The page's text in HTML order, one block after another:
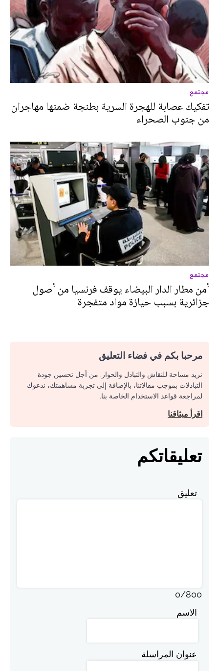
مجتمع
تفكيك عصابة للهجرة السرية بطنجة ضمنها مهاجران
من جنوب الصحراء
مجتمع
أمن مطار الدار البيضاء يوقف فرنسيا من أصول
جزائرية بسبب حيازة مواد متفجرة
مرحبا بكم في فضاء التعليق
نريد مساحة للنقاش والتبادل والحوار. من أجل تحسين جودة
التبادلات بموجب مقالاتنا، بالإضافة إلى تجربة مساهمتك، ندعوك
لمراجعة قواعد الاستخدام الخاصة بنا.
اقرأ ميثاقنا
تعليقاتكم
تعليق
0/800
الاسم
عنوان المراسلة